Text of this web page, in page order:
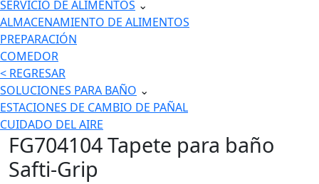
SERVICIO DE ALIMENTOS ⌄
ALMACENAMIENTO DE ALIMENTOS
PREPARACIÓN
COMEDOR
< REGRESAR
SOLUCIONES PARA BAÑO ⌄
ESTACIONES DE CAMBIO DE PAÑAL
CUIDADO DEL AIRE
FG704104 Tapete para baño
Safti-Grip